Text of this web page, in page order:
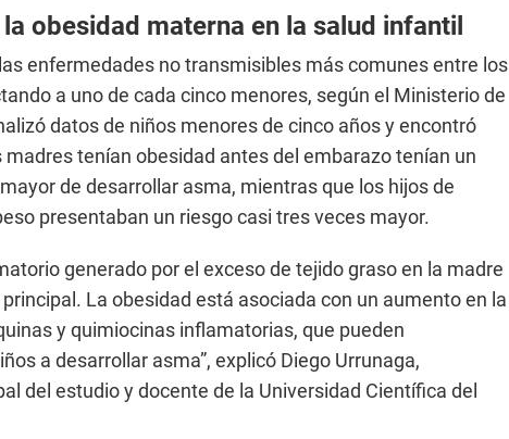
obesidad materna en la salud infantil
enfermedades no transmisibles más comunes entre los
a uno de cada cinco menores, según el Ministerio de
datos de niños menores de cinco años y encontró
madres tenían obesidad antes del embarazo tenían un
de desarrollar asma, mientras que los hijos de
presentaban un riesgo casi tres veces mayor.
generado por el exceso de tejido graso en la madre
La obesidad está asociada con un aumento en la
y quimiocinas inflamatorias, que pueden
a desarrollar asma”, explicó Diego Urrunaga,
del estudio y docente de la Universidad Científica del